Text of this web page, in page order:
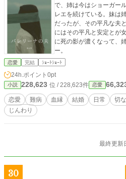
で、姉は今はショーガー
レエを続けている。妹は
だったが、その平凡な夫
にはその平凡と安定とが
に死の影が濃くなって、
ー。
恋愛 完結 ｼｮｰﾄｼｮｰﾄ
24h.ポイント 0pt
小説 228,623 位 / 228,623件 恋愛
恋愛 難病 血縁 結婚 日常 切
じんわり
最終更新
30